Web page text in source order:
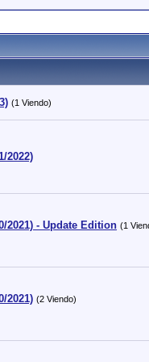
(1 Viendo)
2022)
2021) - Update Edition (1
2021) (2 Viendo)